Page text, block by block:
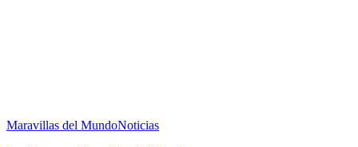
Maravillas del MundoNoticias